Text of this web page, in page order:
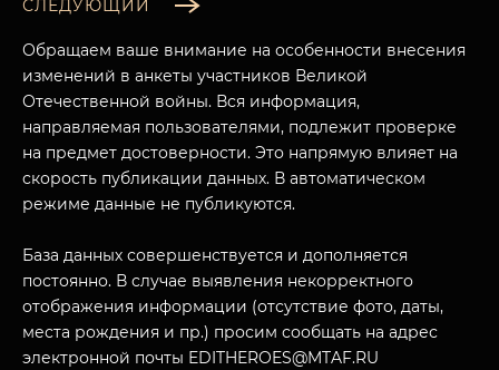
ПОСЕТИТЕЛЯМ
О НАС
НАЗАД
СЛЕДУЮЩИЙ
Обращаем ваше внимание на особенности внесения
изменений в анкеты участников Великой
Отечественной войны. Вся информация,
направляемая пользователями, подлежит проверке
на предмет достоверности. Это напрямую влияет на
скорость публикации данных. В автоматическом
режиме данные не публикуются.
База данных совершенствуется и дополняется
постоянно. В случае выявления некорректного
отображения информации (отсутствие фото, даты,
места рождения и пр.) просим сообщать на адрес
электронной почты EDITHEROES@MTAF.RU